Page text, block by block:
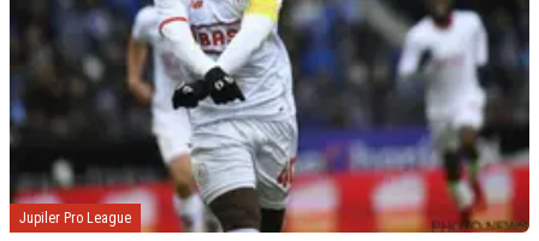
Jupiler Pro League